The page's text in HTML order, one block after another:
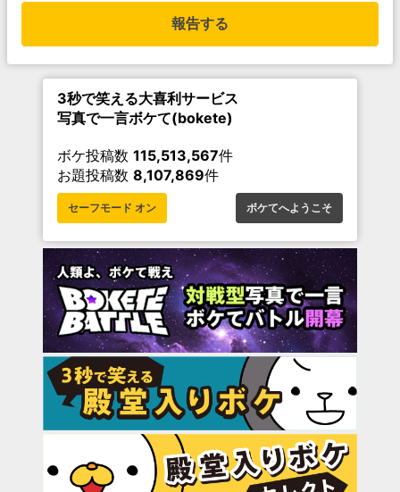
報告する
3秒で笑える大喜利サービス
写真で一言ボケて(bokete)
ボケ投稿数 115,513,567件
お題投稿数 8,107,869件
セーフモード オン ボケてへようこそ